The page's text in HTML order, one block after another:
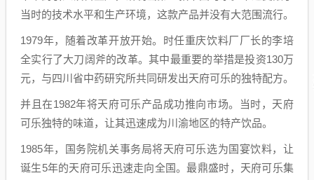
当时的技术水平和生产环境，这款产品并没有大范围流行。
1979年，随着改革开放开始。时任重庆饮料厂厂长的李培
全实行了大刀阔斧的改革。其中最重要的举措是投资130万
元，与四川省中药研究所共同研发出天府可乐的独特配方。
并且在1982年将天府可乐产品成功推向市场。当时，天府
可乐独特的味道，让其迅速成为川渝地区的特产饮品。
1985年，国务院机关事务局将天府可乐选为国宴饮料，让
诞生5年的天府可乐迅速走向全国。最鼎盛时，天府可乐集